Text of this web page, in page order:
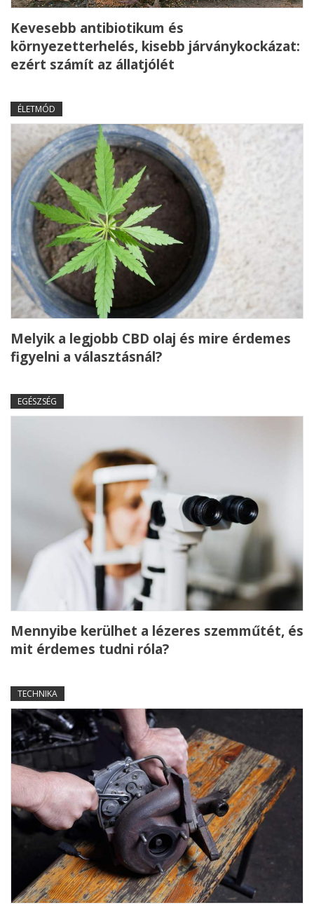
Kevesebb antibiotikum és
környezetterhelés, kisebb járványkockázat:
ezért számít az állatjólét
ÉLETMÓD
Melyik a legjobb CBD olaj és mire érdemes
figyelni a választásnál?
EGÉSZSÉG
Mennyibe kerülhet a lézeres szemműtét, és
mit érdemes tudni róla?
TECHNIKA